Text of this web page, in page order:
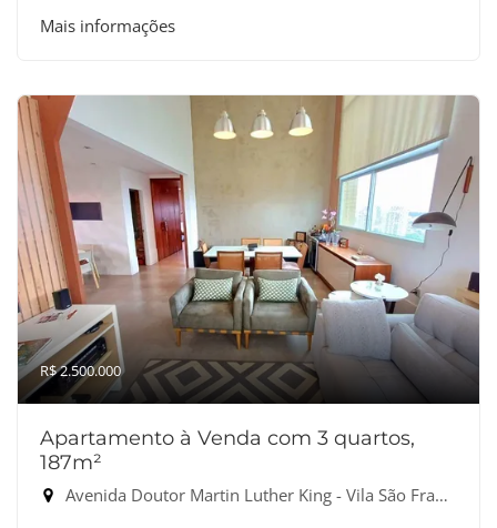
Mais informações
R$ 2.500.000
Apartamento à Venda com 3 quartos,
187m²
Avenida Doutor Martin Luther King - Vila São Francisco, Osasco-SP